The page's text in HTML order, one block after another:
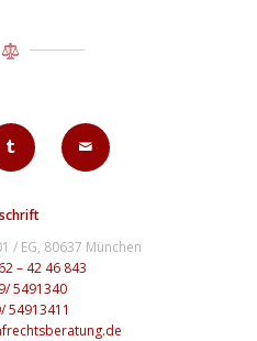
/ EG, 80637 München
– 42 46 843
5491340
54913411